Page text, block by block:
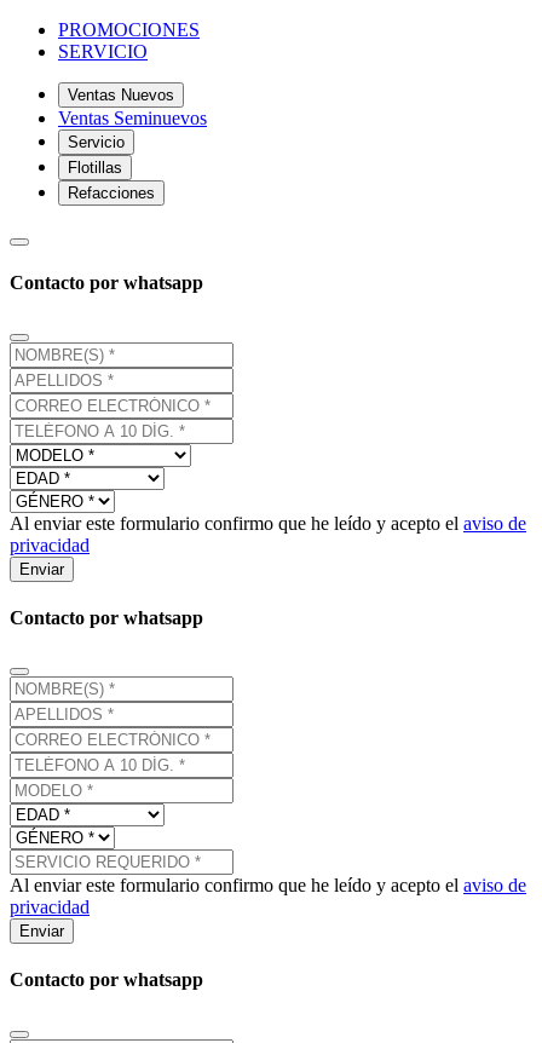
PROMOCIONES
SERVICIO
Ventas Nuevos
Ventas Seminuevos
Servicio
Flotillas
Refacciones
Contacto por whatsapp
Al enviar este formulario confirmo que he leído y acepto el aviso de
privacidad
Enviar
Contacto por whatsapp
Al enviar este formulario confirmo que he leído y acepto el aviso de
privacidad
Enviar
Contacto por whatsapp